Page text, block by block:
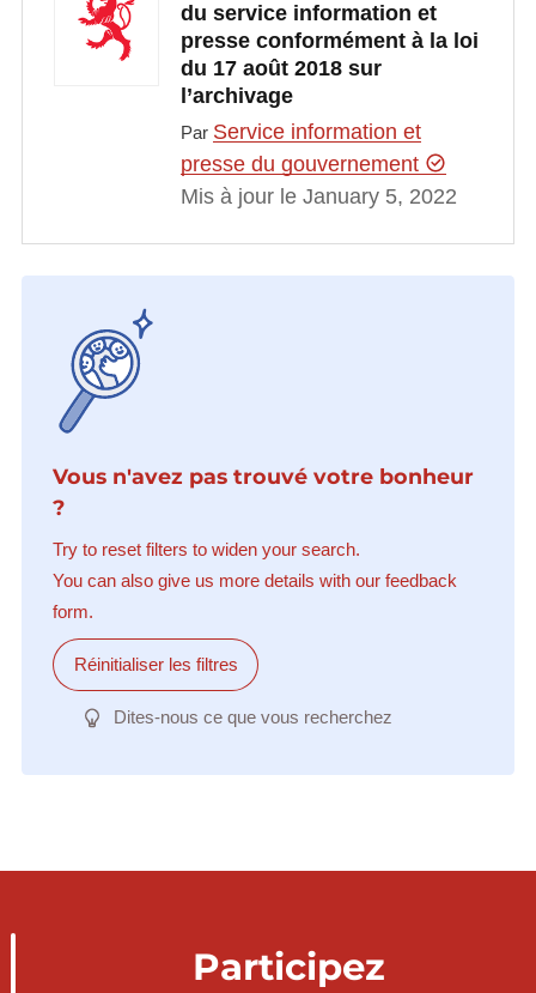
du service information et
presse conformément à la loi
du 17 août 2018 sur
l’archivage
Par Service information et
presse du gouvernement
Mis à jour le January 5, 2022
Vous n'avez pas trouvé votre bonheur
?
Try to reset filters to widen your search.
You can also give us more details with our feedback
form.
Réinitialiser les filtres
Dites-nous ce que vous recherchez
Participez